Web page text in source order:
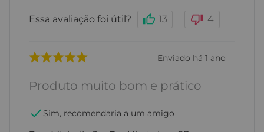
Essa avaliação foi útil? 13 4
Enviado há 1 ano
Produto muito bom e prático
Sim, recomendaria a um amigo